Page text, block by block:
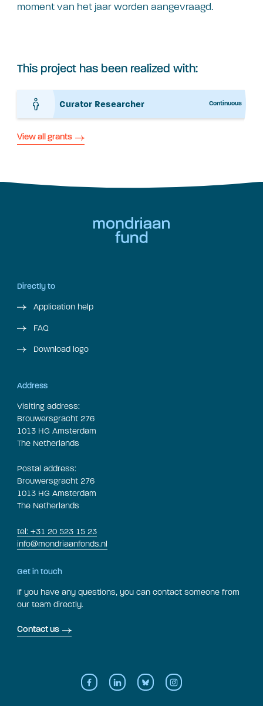
moment van het jaar worden aangevraagd.
This project has been realized with:
Curator Researcher Continuous
View all grants
Directly to
Application help
FAQ
Download logo
Address
Visiting address:
Brouwersgracht 276
1013 HG Amsterdam
The Netherlands
Postal address:
Brouwersgracht 276
1013 HG Amsterdam
The Netherlands
tel: +31 20 523 15 23
info@mondriaanfonds.nl
Get in touch
If you have any questions, you can contact someone from
our team directly.
Contact us